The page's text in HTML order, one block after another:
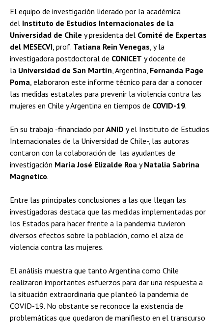
El equipo de investigación liderado por la académica
del Instituto de Estudios Internacionales de la
Universidad de Chile y presidenta del Comité de Expertas
del MESECVI, prof. Tatiana Rein Venegas, y la
investigadora postdoctoral de CONICET y docente de
la Universidad de San Martín, Argentina, Fernanda Page
Poma, elaboraron este informe técnico para dar a conocer
las medidas estatales para prevenir la violencia contra las
mujeres en Chile y Argentina en tiempos de COVID-19.
En su trabajo -financiado por ANID y el Instituto de Estudios
Internacionales de la Universidad de Chile-, las autoras
contaron con la colaboración de las ayudantes de
investigación María José Elizalde Roa yNatalia Sabrina
Magnetico.
Entre las principales conclusiones a las que llegan las
investigadoras destaca que las medidas implementadas por
los Estados para hacer frente a la pandemia tuvieron
diversos efectos sobre la población, como el alza de
violencia contra las mujeres.
El análisis muestra que tanto Argentina como Chile
realizaron importantes esfuerzos para dar una respuesta a
la situación extraordinaria que planteó la pandemia de
COVID-19. No obstante se reconoce la existencia de
problemáticas que quedaron de manifiesto en el transcurso